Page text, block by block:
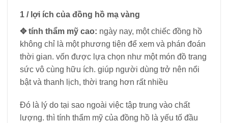
1 / lợi ích của đồng hồ mạ vàng
✥ tính thẩm mỹ cao: ngày nay, một chiếc đồng hồ
không chỉ là một phương tiện để xem và phán đoán
thời gian. vốn được lựa chọn như một món đồ trang
sức vô cùng hữu ích. giúp người dùng trở nên nổi
bật và thanh lịch, thời trang hơn rất nhiều
Đó là lý do tại sao ngoài việc tập trung vào chất
lượng. thì tính thẩm mỹ của đồng hồ là yếu tố đầu